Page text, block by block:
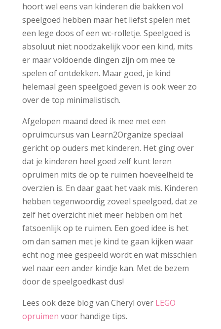
hoort wel eens van kinderen die bakken vol
speelgoed hebben maar het liefst spelen met
een lege doos of een wc-rolletje. Speelgoed is
absoluut niet noodzakelijk voor een kind, mits
er maar voldoende dingen zijn om mee te
spelen of ontdekken. Maar goed, je kind
helemaal geen speelgoed geven is ook weer zo
over de top minimalistisch.
Afgelopen maand deed ik mee met een
opruimcursus van Learn2Organize speciaal
gericht op ouders met kinderen. Het ging over
dat je kinderen heel goed zelf kunt leren
opruimen mits de op te ruimen hoeveelheid te
overzien is. En daar gaat het vaak mis. Kinderen
hebben tegenwoordig zoveel speelgoed, dat ze
zelf het overzicht niet meer hebben om het
fatsoenlijk op te ruimen. Een goed idee is het
om dan samen met je kind te gaan kijken waar
echt nog mee gespeeld wordt en wat misschien
wel naar een ander kindje kan. Met de bezem
door de speelgoedkast dus!
Lees ook deze blog van Cheryl over LEGO
opruimen voor handige tips.